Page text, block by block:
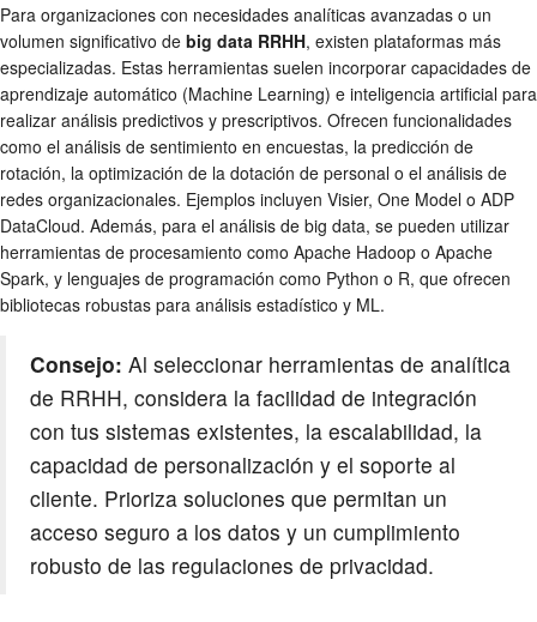
Para organizaciones con necesidades analíticas avanzadas o un
volumen significativo de big data RRHH, existen plataformas más
especializadas. Estas herramientas suelen incorporar capacidades de
aprendizaje automático (Machine Learning) e inteligencia artificial para
realizar análisis predictivos y prescriptivos. Ofrecen funcionalidades
como el análisis de sentimiento en encuestas, la predicción de
rotación, la optimización de la dotación de personal o el análisis de
redes organizacionales. Ejemplos incluyen Visier, One Model o ADP
DataCloud. Además, para el análisis de big data, se pueden utilizar
herramientas de procesamiento como Apache Hadoop o Apache
Spark, y lenguajes de programación como Python o R, que ofrecen
bibliotecas robustas para análisis estadístico y ML.
Consejo: Al seleccionar herramientas de analítica
de RRHH, considera la facilidad de integración
con tus sistemas existentes, la escalabilidad, la
capacidad de personalización y el soporte al
cliente. Prioriza soluciones que permitan un
acceso seguro a los datos y un cumplimiento
robusto de las regulaciones de privacidad.